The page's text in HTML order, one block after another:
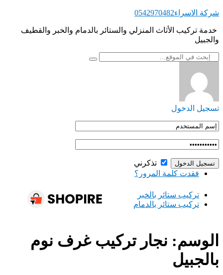
التجاوز
المحتوى
شركة الاسراء0542970482
‏ ‏خدمة تركيب الأثاث المنزلي والستائر بالدمام والخبر والقطيف
والجبيل
تسجيل الدخول
تذكرني
فقدت كلمة المرور؟
‏تركيب ستائر بالخبر
‏تركيب ستائر بالدمام
الوسم: ‏نجار تركيب غرف نوم
بالجبيل